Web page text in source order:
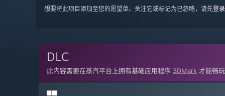
想要将此项目添加至您的愿望单、关注它或标记为已忽略，请先登录
DLC
此内容需要在蒸汽平台上拥有基础应用程序 3DMark 才能畅